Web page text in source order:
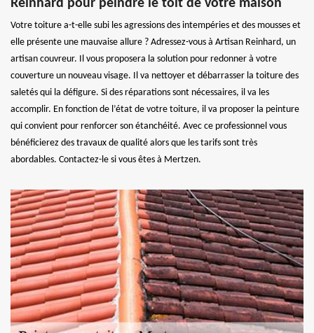
Reinhard pour peindre le toit de votre maison
Votre toiture a-t-elle subi les agressions des intempéries et des mousses et
elle présente une mauvaise allure ? Adressez-vous à Artisan Reinhard, un
artisan couvreur. Il vous proposera la solution pour redonner à votre
couverture un nouveau visage. Il va nettoyer et débarrasser la toiture des
saletés qui la défigure. Si des réparations sont nécessaires, il va les
accomplir. En fonction de l’état de votre toiture, il va proposer la peinture
qui convient pour renforcer son étanchéité. Avec ce professionnel vous
bénéficierez des travaux de qualité alors que les tarifs sont très
abordables. Contactez-le si vous êtes à Mertzen.